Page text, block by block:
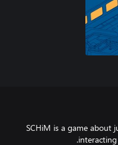
SCHiM is a game about